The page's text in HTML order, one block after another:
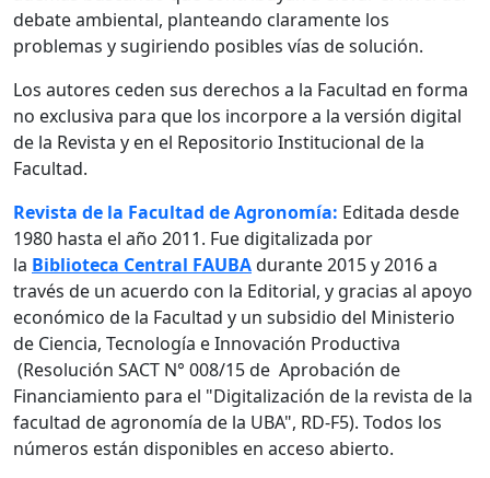
debate ambiental, planteando claramente los
problemas y sugiriendo posibles vías de solución.
Los autores ceden sus derechos a la Facultad en forma
no exclusiva para que los incorpore a la versión digital
de la Revista y en el Repositorio Institucional de la
Facultad.
Revista de la Facultad de Agronomía: Editada desde
1980 hasta el año 2011. Fue digitalizada por
la Biblioteca Central FAUBAdurante 2015 y 2016 a
través de un acuerdo con la Editorial, y gracias al apoyo
económico de la Facultad y un subsidio del Ministerio
de Ciencia, Tecnología e Innovación Productiva
(Resolución SACT N° 008/15 de Aprobación de
Financiamiento para el "Digitalización de la revista de la
facultad de agronomía de la UBA", RD-F5). Todos los
números están disponibles en acceso abierto.